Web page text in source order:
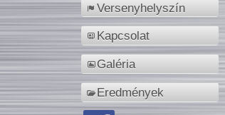
Versenyhelyszín
Kapcsolat
Galéria
Eredmények